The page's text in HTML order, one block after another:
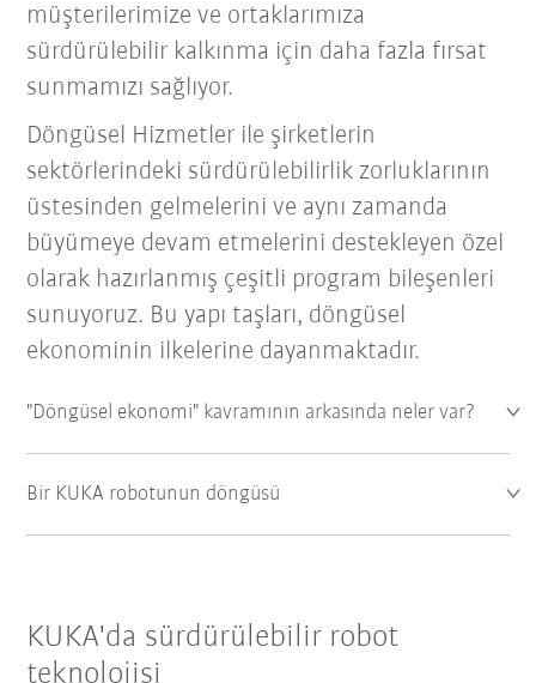
müşterilerimize ve ortaklarımıza
sürdürülebilir kalkınma için daha fazla fırsat
sunmamızı sağlıyor.
Döngüsel Hizmetler ile şirketlerin
sektörlerindeki sürdürülebilirlik zorluklarının
üstesinden gelmelerini ve aynı zamanda
büyümeye devam etmelerini destekleyen özel
olarak hazırlanmış çeşitli program bileşenleri
sunuyoruz. Bu yapı taşları, döngüsel
ekonominin ilkelerine dayanmaktadır.
"Döngüsel ekonomi" kavramının arkasında neler var?
Bir KUKA robotunun döngüsü
KUKA'da sürdürülebilir robot
teknolojisi